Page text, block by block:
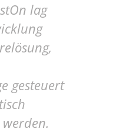
lag
gesteuert